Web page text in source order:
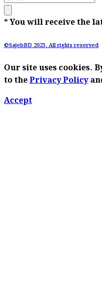
* You will receive the
©SajebBD 2023. All rights reserved
Our site uses cookies.
to thePrivacy Policy
Accept